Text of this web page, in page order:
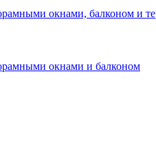
окнами, балконом и
окнами и балконом